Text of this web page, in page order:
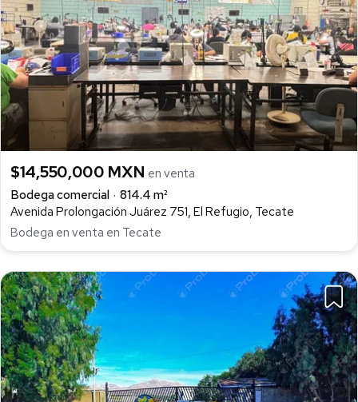
$14,550,000 MXN en venta
Bodega comercial
814.4 m²
Avenida Prolongación Juárez 751, El Refugio, Tecate
Bodega en venta en Tecate